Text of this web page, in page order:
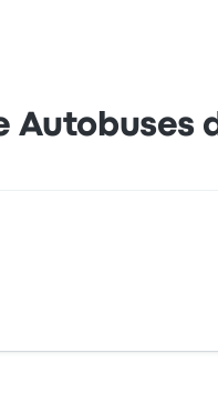
Autobuses